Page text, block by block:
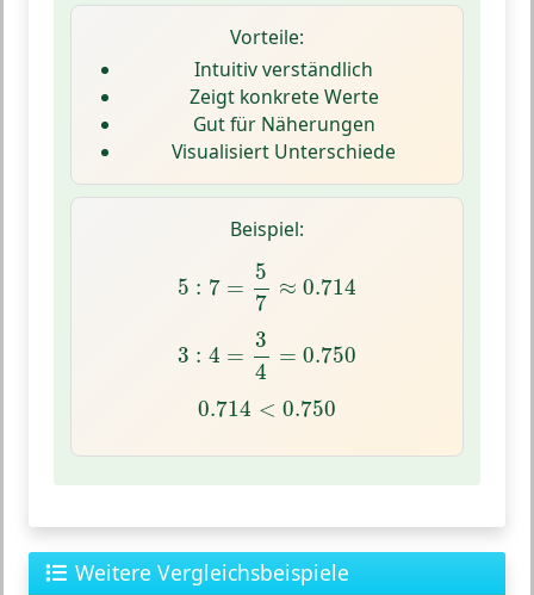
Vorteile:
Intuitiv verständlich
Zeigt konkrete Werte
Gut für Näherungen
Visualisiert Unterschiede
Beispiel:
5 : 7 =
5
7
≈ 0.714
7
3 : 4 =
3
4
= 0.750
4
0.714 < 0.750
0.714 <0.750
Weitere Vergleichsbeispiele